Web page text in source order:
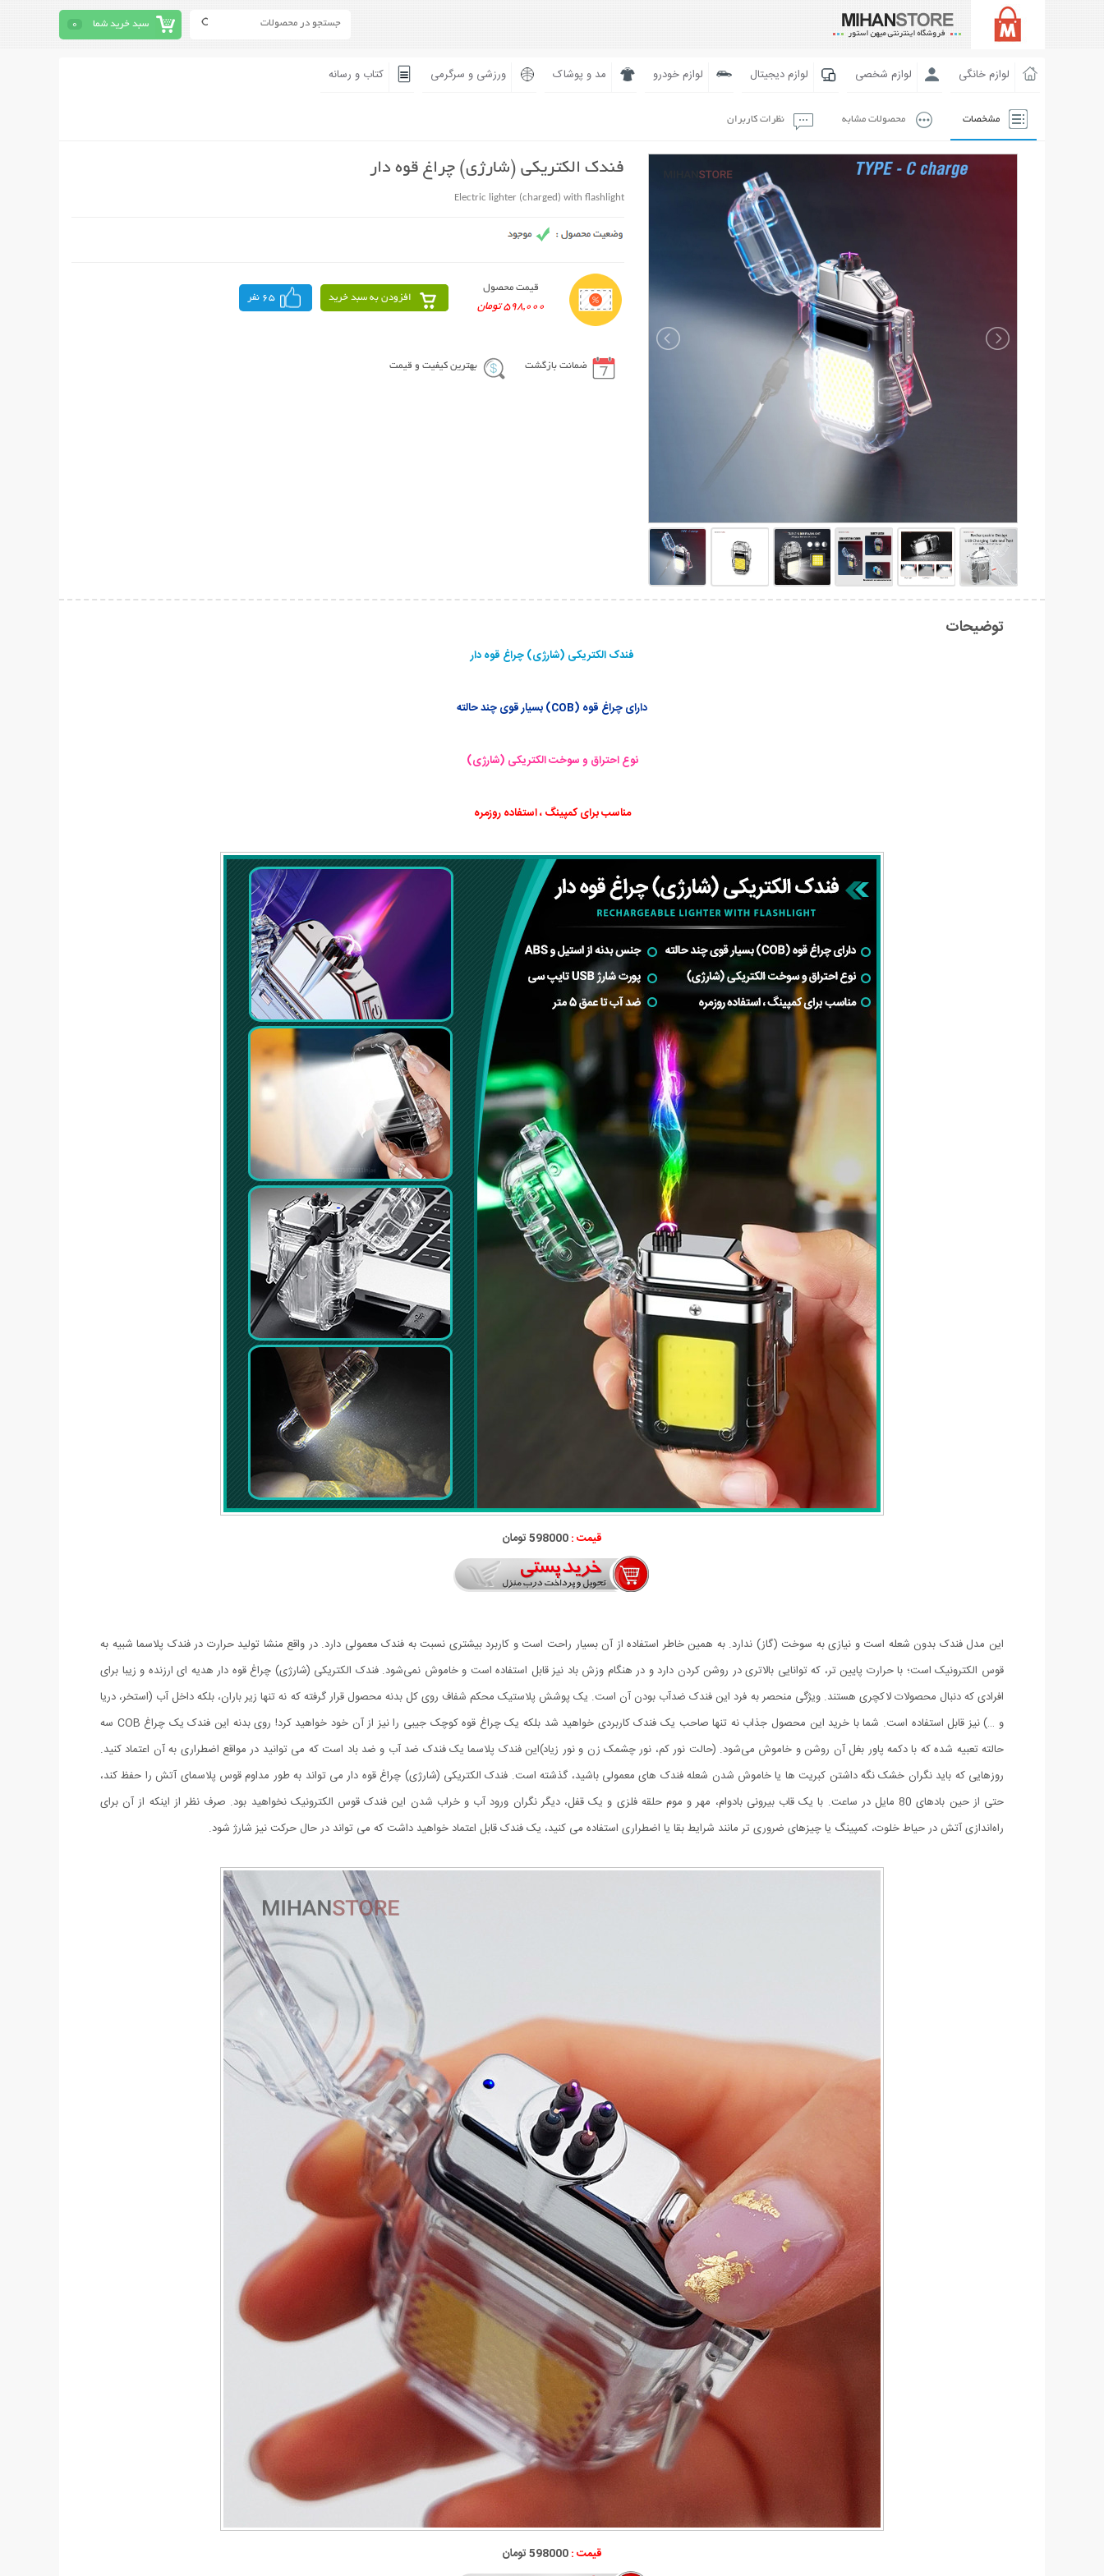
سبد خرید شما 0
لوازم خانگی لوازم شخصی لوازم دیجیتال لوازم خودرو مد و پوشاک ورزشی و سرگرمی کتاب و رسانه
مشخصات محصولات مشابه نظرات کاربران
فندک الکتریکی (شارژی) چراغ قوه دار
Electric lighter (charged) with flashlight
قیمت محصول
598,000 تومان
افزودن به سبد خرید 65 نفر
ضمانت بازگشت بهترین کیفیت و قیمت
توضیحات
فندک الکتریکی (شارژی) چراغ قوه دار
دارای چراغ قوه (COB) بسیار قوی چند حالته
نوع احتراق و سوخت الکتریکی (شارژی)
مناسب برای کمپینگ ، استفاده روزمره
قیمت :598000 تومان
این مدل فندک بدون شعله است و نیازی به سوخت (گاز) ندارد. به همین خاطر استفاده از آن بسیار راحت است و کاربرد بیشتری نسبت به فندک معمولی دارد. در واقع منشا تولید حرارت در فندک پلاسما شبیه به
قوس الکترونیک است؛ با حرارت پایین تر، که توانایی بالاتری در روشن کردن دارد و در هنگام وزش باد نیز قابل استفاده است و خاموش نمی‌شود. فندک الکتریکی (شارژی) چراغ قوه دار هدیه ای ارزنده و زیبا برای
افرادی که دنبال محصولات لاکچری هستند. ویژگی منحصر به فرد این فندک ضدآب بودن آن است. یک پوشش پلاستیک محکم شفاف روی کل بدنه محصول قرار گرفته که نه تنها زیر باران، بلکه داخل آب (استخر، دریا
و …) نیز قابل استفاده است. شما با خرید این محصول جذاب نه تنها صاحب یک فندک کاربردی خواهید شد بلکه یک چراغ قوه کوچک جیبی را نیز از آن خود خواهید کرد! روی بدنه این فندک یک چراغ COB سه
حالته تعبیه شده که با دکمه پاور بغل آن روشن و خاموش می‌شود. (حالت نور کم، نور چشمک زن و نور زیاد)این فندک پلاسما یک فندک ضد آب و ضد باد است که می توانید در مواقع اضطراری به آن اعتماد کنید.
روزهایی که باید نگران خشک نگه داشتن کبریت ها یا خاموش شدن شعله فندک های معمولی باشید، گذشته است. فندک الکتریکی (شارژی) چراغ قوه دار می تواند به طور مداوم قوس پلاسمای آتش را حفظ کند،
حتی از حین بادهای 80 مایل در ساعت. با یک قاب بیرونی بادوام، مهر و موم حلقه فلزی و یک قفل، دیگر نگران ورود آب و خراب شدن این فندک قوس الکترونیک نخواهید بود. صرف نظر از اینکه از آن برای
راه‌اندازی آتش در حیاط خلوت، کمپینگ یا چیزهای ضروری تر مانند شرایط بقا یا اضطراری استفاده می کنید، یک فندک قابل اعتماد خواهید داشت که می تواند در حال حرکت نیز شارژ شود.
قیمت :598000 تومان